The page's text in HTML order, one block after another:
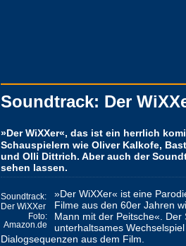
Soundtrack: Der
»Der WiXXer«, das ist ein herrlich
Schauspielern wie Oliver Kalkofe,
und Olli Dittrich. Aber auch der
sehen lassen.
Soundtrack:
Der WiXXer
Foto:
Amazon.de
»Der WiXXer« ist eine
Filme aus den 60er Jahren
Mann mit der Peitsche«. Der
unterhaltsames
Dialogsequenzen aus dem Film.